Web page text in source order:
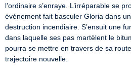
l’ordinaire s’enraye. L’irréparable se
événement fait basculer Gloria dans
destruction incendiaire. S’ensuit une
dans laquelle ses pas martèlent le
pourra se mettre en travers de sa
trajectoire nouvelle.